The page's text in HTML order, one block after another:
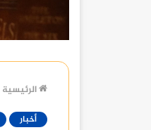
الرئيسية
أخبار